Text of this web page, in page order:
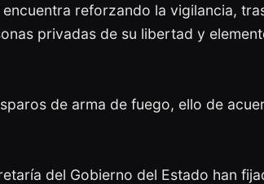
reforzando la vigilancia,
privadas de su libertad y
de arma de fuego, ello de
del Gobierno del Estado han